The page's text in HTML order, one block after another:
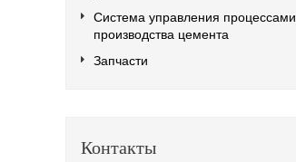
Система управления процессами
производства цемента
Запчасти
Контакты